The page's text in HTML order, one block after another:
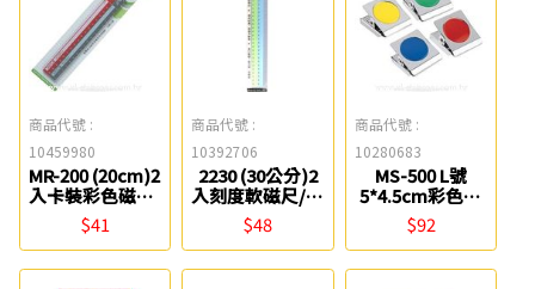
商品代號 :
10459980
MR-200 (20cm)2
入卡裝彩色磁尺/
磁條/磁鐵條
COX
$41
商品代號 :
10392706
2230 (30公分)2
入刻度軟磁尺/磁
條/磁鐵條
Success
$48
商品代號 :
10280683
MS-500 L號
5*4.5cm彩色磁
夾【圓型膠片】
COX
$92